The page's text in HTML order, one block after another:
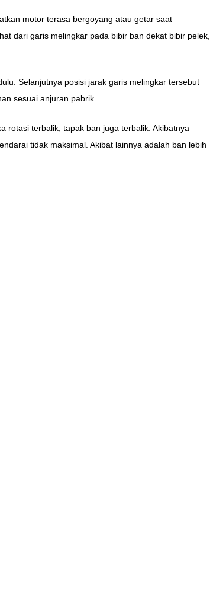
motor terasa bergoyang atau getar saat
dari garis melingkar pada bibir ban dekat bibir pelek,
Selanjutnya posisi jarak garis melingkar tersebut
sesuai anjuran pabrik.
rotasi terbalik, tapak ban juga terbalik. Akibatnya
tidak maksimal. Akibat lainnya adalah ban lebih